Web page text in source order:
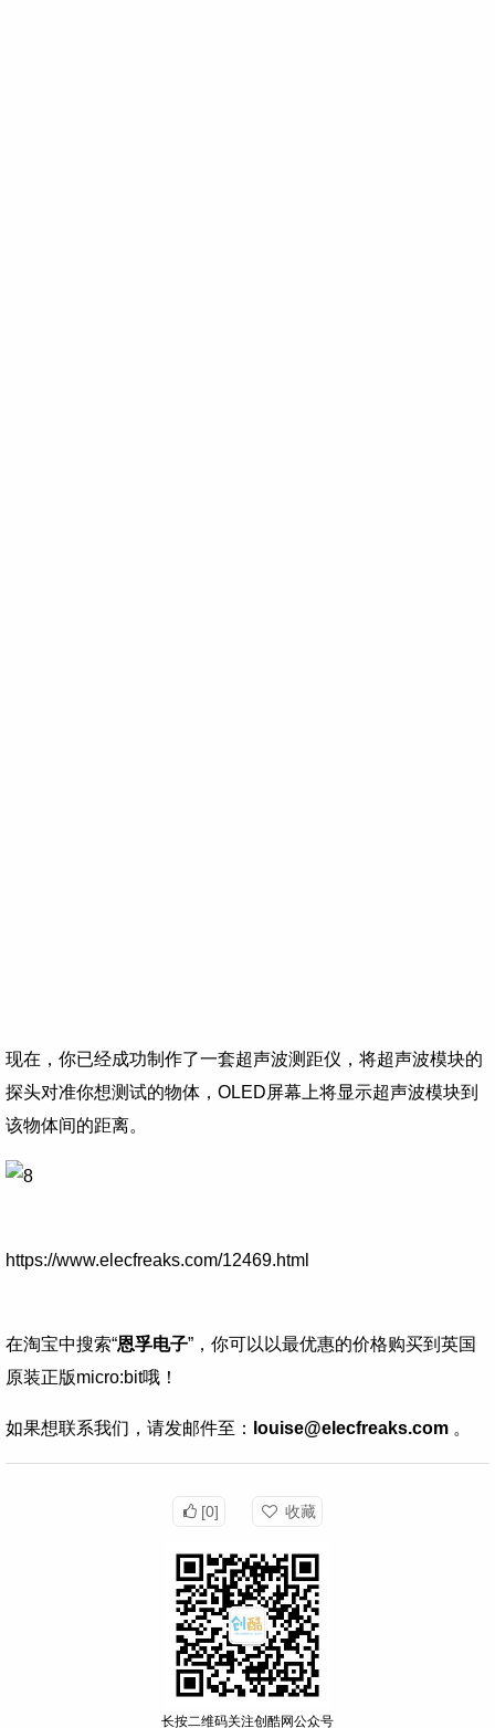
现在，你已经成功制作了一套超声波测距仪，将超声波模块的
探头对准你想测试的物体，OLED屏幕上将显示超声波模块到
该物体间的距离。
https://www.elecfreaks.com/12469.html
在淘宝中搜索“恩孚电子”，你可以以最优惠的价格购买到英国
原装正版micro:bit哦！
如果想联系我们，请发邮件至： louise@elecfreaks.com 。
[0] 收藏
长按二维码关注创酷网公众号